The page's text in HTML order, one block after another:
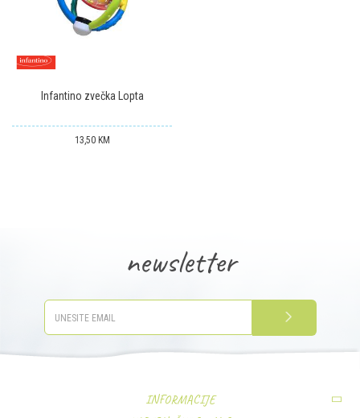
Infantino zvečka Lopta
13,50 KM
newsletter
PRIJAVITE SE
INFORMACIJE